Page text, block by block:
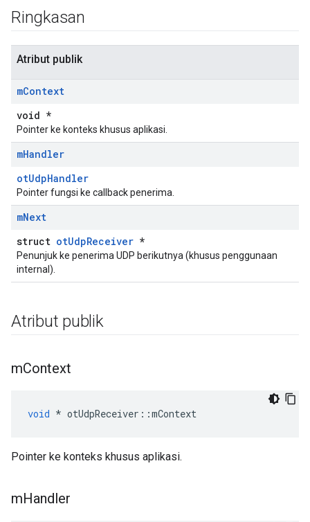
Ringkasan
Atribut publik
mContext
void *
Pointer ke konteks khusus aplikasi.
mHandler
otUdpHandler
Pointer fungsi ke callback penerima.
mNext
struct otUdpReceiver *
Penunjuk ke penerima UDP berikutnya (khusus penggunaan
internal).
Atribut publik
mContext
void * otUdpReceiver ::mContext
Pointer ke konteks khusus aplikasi.
mHandler